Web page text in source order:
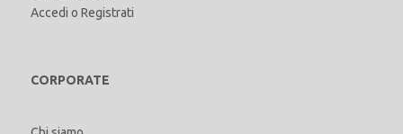
Accedi o Registrati
CORPORATE